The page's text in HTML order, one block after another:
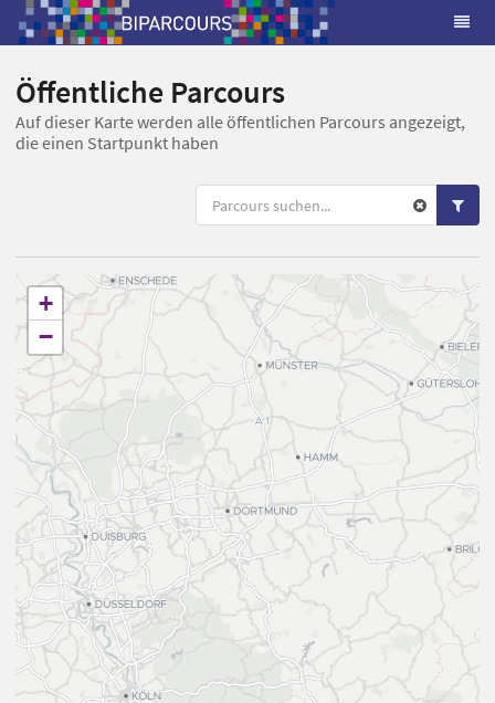
Öffentliche Parcours
Auf dieser Karte werden alle öffentlichen Parcours angezeigt,
die einen Startpunkt haben
+
−